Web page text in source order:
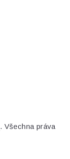
. Všechna práva